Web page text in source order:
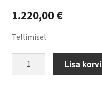
1.220,00€
Tellimisel
Lisa korvi